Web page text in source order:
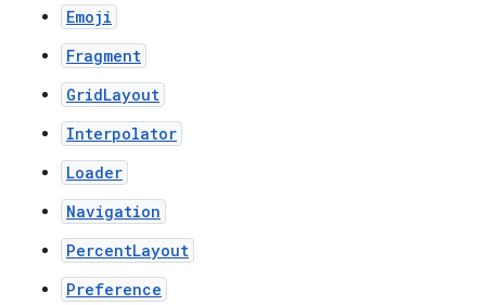
Emoji
Fragment
GridLayout
Interpolator
Loader
Navigation
PercentLayout
Preference